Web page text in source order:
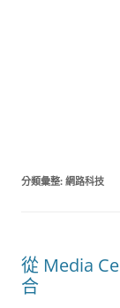
分類彙整: 網路科技
從 Media
合